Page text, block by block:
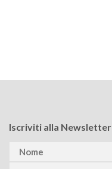
Iscriviti alla Newsletter